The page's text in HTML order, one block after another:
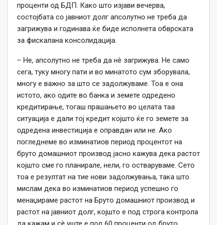
проценти од БДП. Како што изјави вечерва,
состојбата со јавниот долг апсолутно не треба да
загрижува и годинава ќе биде исполнета обврската
за фискалана консолидација.
– Не, апсолутно не треба да нè загрижува. Не само
сега, туку многу пати и во минатото сум зборувала,
многу е важно за што се задолжуваме. Тоа е она
истото, ако одите во банка и земете одредено
кредитирање, тогаш прашањето во целата таа
ситуација е дали тој кредит којшто ќе го земете за
одредена инвестиција е оправдан или не. Ако
погледнеме во изминатиов период процентот на
бруто домашниот производ јасно кажува дека растот
којшто сме го планирале, нели, го остваруваме. Сето
тоа е резултат на тие нови задолжувања, така што
мислам дека во изминатиов период успешно го
менаџираме растот на Бруто домашниот производ и
растот на јавниот долг, којшто е под строга контрола